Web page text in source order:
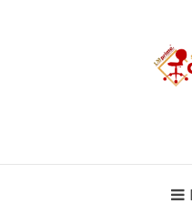
BLOG